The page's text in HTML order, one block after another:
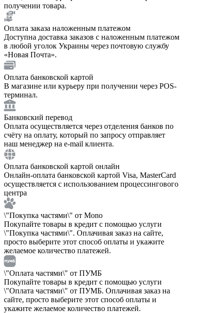
получении товара.
Оплата заказа наложенным платежом
Доступна доставка заказов с наложенным платежом
в любой уголок Украины через почтовую службу
«Новая Почта».
Оплата банковской картой
В магазине или курьеру при получении через POS-
терминал.
Банковский перевод
Оплата осуществляется через отделения банков по
счёту на оплату, который по запросу отправляет
наш менеджер на e-mail клиента.
Оплата банковской картой онлайн
Онлайн-оплата банковской картой Visa, MasterCard
осуществляется с использованием процессингового
центра
\"Покупка частями\" от Mono
Покупайте товары в кредит с помощью услуги
\"Покупка частями\". Оплачивая заказ на сайте,
просто выберите этот способ оплаты и укажите
желаемое количество платежей.
\"Оплата частями\" от ПУМБ
Покупайте товары в кредит с помощью услуги
\"Оплата частями\" от ПУМБ. Оплачивая заказ на
сайте, просто выберите этот способ оплаты и
укажите желаемое количество платежей.